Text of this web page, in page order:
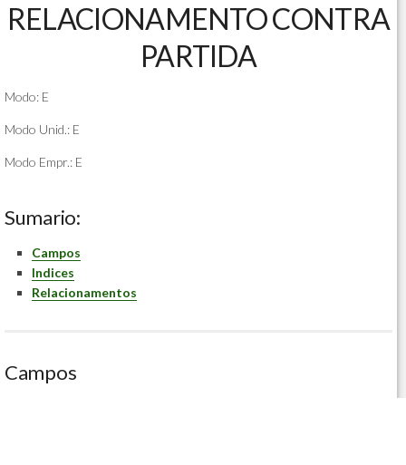
RELACIONAMENTO CONTRA
PARTIDA
Modo: E
Modo Unid.: E
Modo Empr.: E
Sumario:
Campos
Indices
Relacionamentos
Campos